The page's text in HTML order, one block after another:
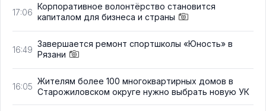
17:06
Корпоративное волонтёрство становится
капиталом для бизнеса и страны
16:49
Завершается ремонт спортшколы «Юность» в
Рязани
16:05
Жителям более 100 многоквартирных домов в
Старожиловском округе нужно выбрать новую УК